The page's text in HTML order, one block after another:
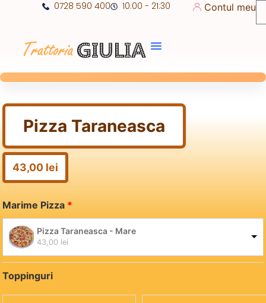
0728 590 400 10:00 - 21:30 Contul meu
Pizza Taraneasca
43,00 lei
Marime Pizza
Pizza Taraneasca - Mare
43,00 lei
Toppinguri